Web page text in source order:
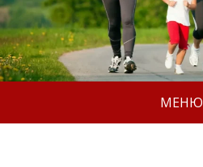
МЕНЮ